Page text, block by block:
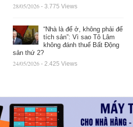
28/05/2026 - 3.775 Views
“Nhà là để ở, không phải để
tích sản”: Vì sao Tô Lâm
không đánh thuế Bất Động
sản thứ 2?
24/05/2026 - 2.425 Views